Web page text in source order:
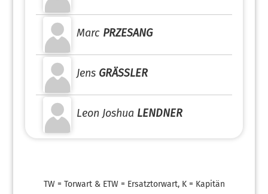
Marc PRZESANG
Jens GRÄSSLER
Leon Joshua LENDNER
TW = Torwart & ETW = Ersatztorwart, K = Kapitän